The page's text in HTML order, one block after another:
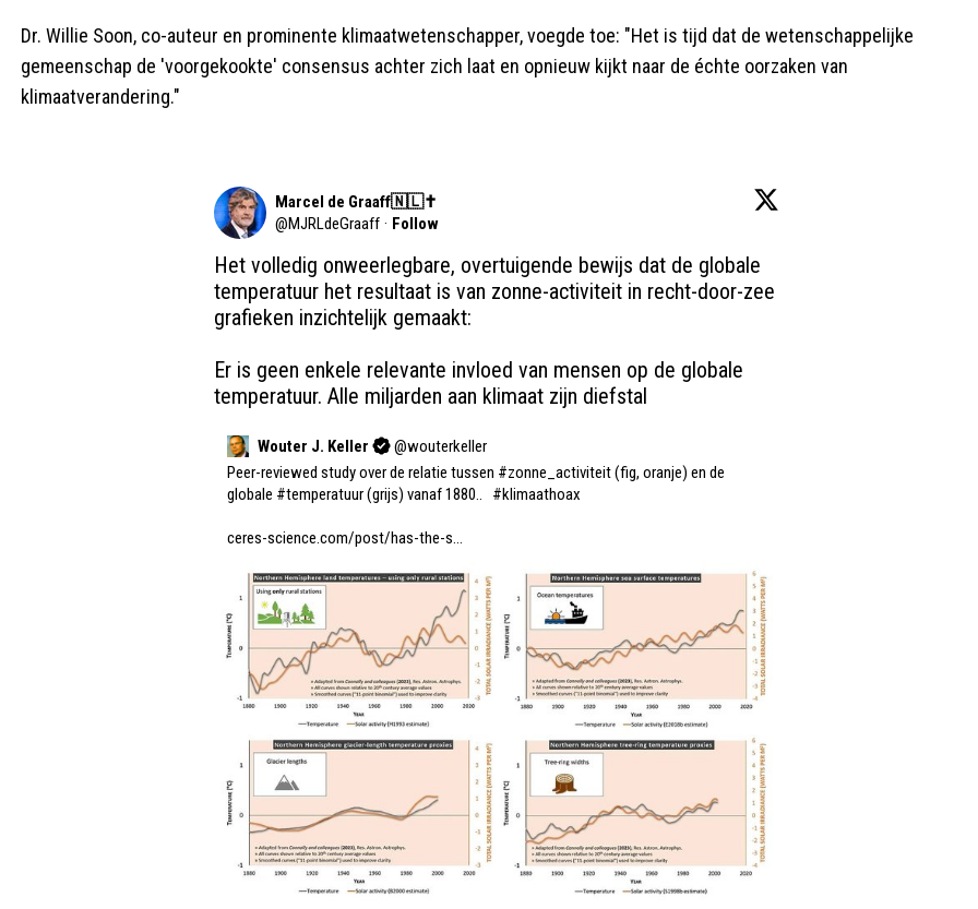
Dr. Willie Soon, co-auteur en prominente klimaatwetenschapper, voegde toe: "Het is tijd dat de wetenschappelijke
gemeenschap de 'voorgekookte' consensus achter zich laat en opnieuw kijkt naar de échte oorzaken van
klimaatverandering."
Marcel de Graaff🇳🇱✝️
@MJRLdeGraaff · Follow
Het volledig onweerlegbare, overtuigende bewijs dat de globale
temperatuur het resultaat is van zonne-activiteit in recht-door-zee
grafieken inzichtelijk gemaakt:
Er is geen enkele relevante invloed van mensen op de globale
temperatuur. Alle miljarden aan klimaat zijn diefstal
Wouter J. Keller @wouterkeller
Peer-reviewed study over de relatie tussen #zonne_activiteit (fig, oranje) en de
globale #temperatuur (grijs) vanaf 1880.. #klimaathoax
ceres-science.com/post/has-the-s…